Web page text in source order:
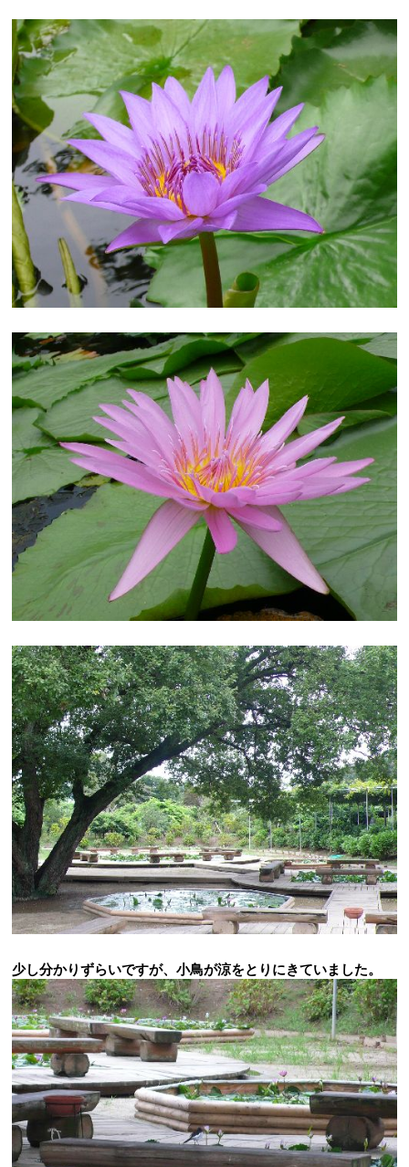
少し分かりずらいですが、小鳥が涼をとりにきていました。